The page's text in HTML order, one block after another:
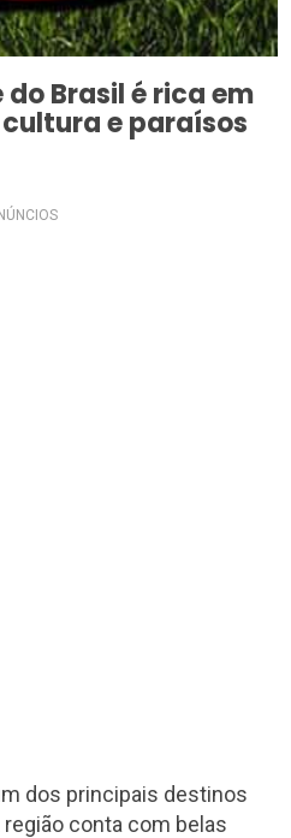
Brasil é rica em
e paraísos
dos principais destinos
conta com belas